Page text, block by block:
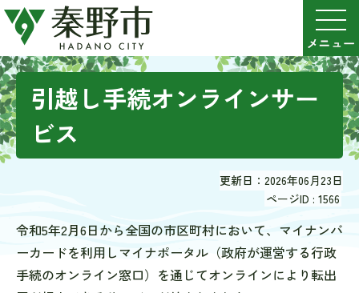
引越し手続オンラインサー
ビス
更新日：2026年06月23日
ページID : 1566
令和5年2月6日から全国の市区町村において、マイナンバ
ーカードを利用しマイナポータル（政府が運営する行政
手続のオンライン窓口）を通じてオンラインにより転出